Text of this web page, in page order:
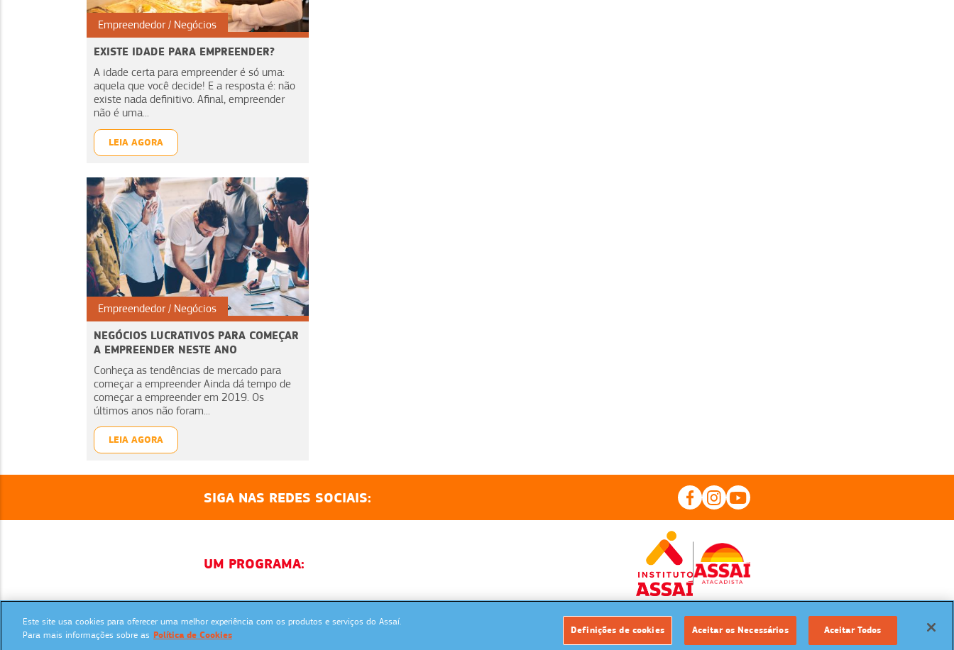
Empreendedor Negócios
EXISTE IDADE PARA EMPREENDER?
A idade certa para empreender é só uma:
aquela que você decide! E a resposta é: não
existe nada definitivo. Afinal, empreender
não é uma...
LEIA AGORA
Empreendedor Negócios
NEGÓCIOS LUCRATIVOS PARA COMEÇAR
A EMPREENDER NESTE ANO
Conheça as tendências de mercado para
começar a empreender Ainda dá tempo de
começar a empreender em 2019. Os
últimos anos não foram...
LEIA AGORA
SIGA NAS REDES SOCIAIS:
UM PROGRAMA:
Copyrights 2026. Todos os direitos reservados.
Este site usa cookies para oferecer uma melhor experiência com os produtos e serviços do Assaí.
Para mais informações sobre as Política de Cookies Definições de cookies Aceitar os Necessários Aceitar Todos